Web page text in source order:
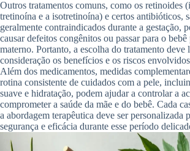
Outros tratamentos comuns, como os retinoides
tretinoína e a isotretinoína) e certos antibióticos,
geralmente contraindicados durante a gestação,
causar defeitos congênitos ou passar para o
materno. Portanto, a escolha do tratamento deve
consideração os benefícios e os riscos
Além dos medicamentos, medidas
rotina consistente de cuidados com a pele,
suave e hidratação, podem ajudar a controlar a
comprometer a saúde da mãe e do bebê. Cada
a abordagem terapêutica deve ser personalizada
segurança e eficácia durante esse período